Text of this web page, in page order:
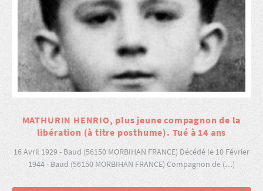
MATHURIN HENRIO, plus jeune compagnon de la
libération (à titre posthume). Tué à 14 ans
16 Avril 1929 - Baud (56150 MORBIHAN FRANCE) Décédé le 10 Février
1944 - Baud (56150 MORBIHAN FRANCE) Compagnon de (…)